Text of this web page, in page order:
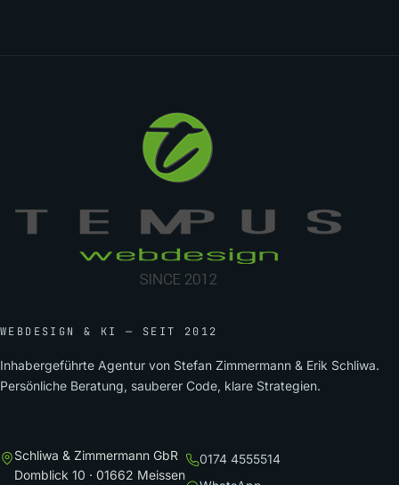
WEBDESIGN & KI — SEIT 2012
Inhabergeführte Agentur von Stefan Zimmermann & Erik Schliwa.
Persönliche Beratung, sauberer Code, klare Strategien.
Schliwa & Zimmermann GbR
Domblick 10 · 01662 Meissen
0174 4555514